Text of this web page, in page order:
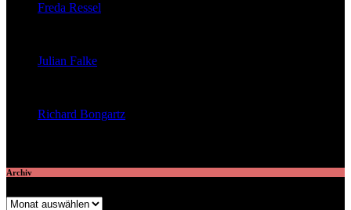
Freda Ressel
Julian Falke
Richard Bongartz
Archiv
Archiv